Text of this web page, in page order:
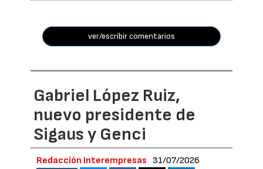
ver/escribir comentarios
Gabriel López Ruiz,
nuevo presidente de
Sigaus y Genci
Redacción Interempresas 31/07/2026